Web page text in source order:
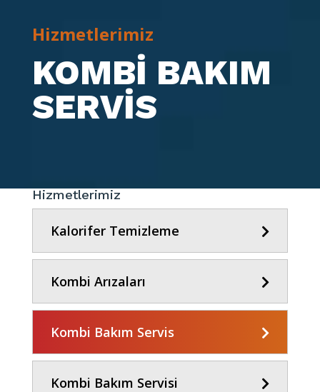
Hizmetlerimiz
KOMBI BAKIM
SERVIS
Hizmetlerimiz
Kalorifer Temizleme
Kombi Arızaları
Kombi Bakım Servis
Kombi Bakım Servisi